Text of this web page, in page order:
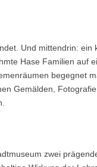
Und mittendrin: ein
Hase Familien auf
begegnet
Gemälden,
zwei